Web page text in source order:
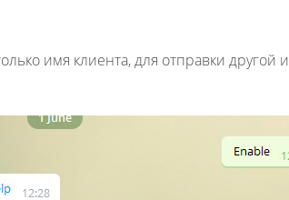
имя клиента, для отправки другой